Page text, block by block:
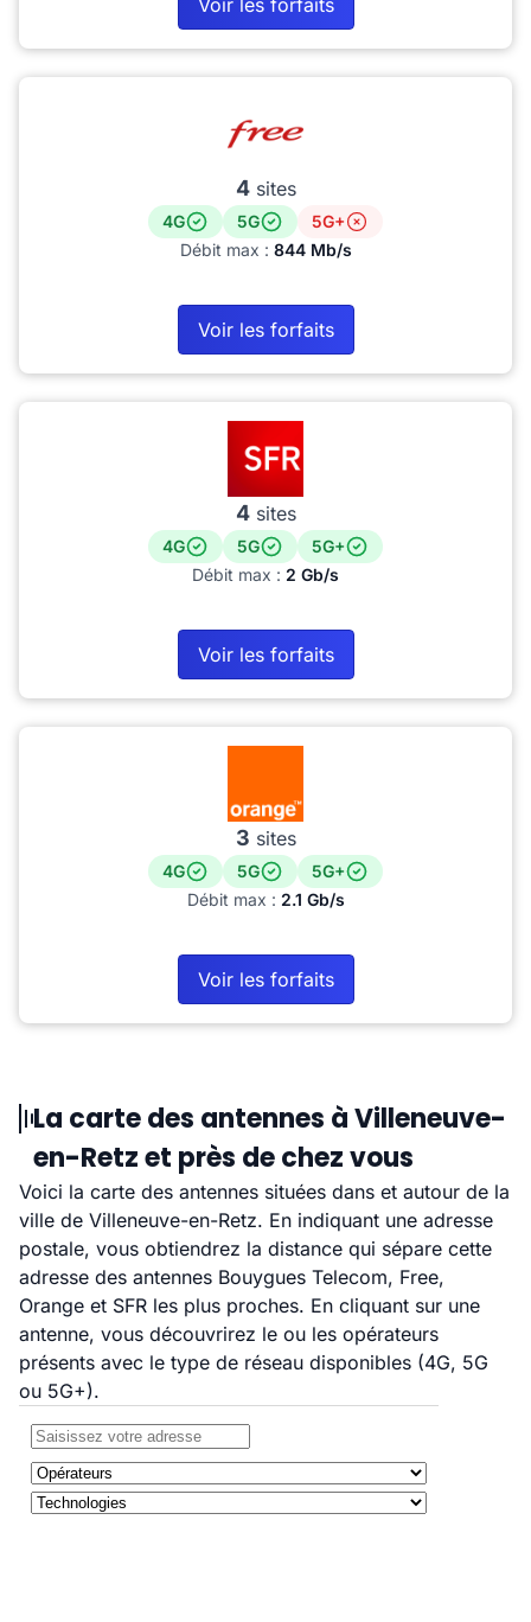
Voir les forfaits
4sites
4G 5G
5G+
Débit max : 844 Mb/s
Voir les forfaits
4sites
4G 5G
5G+
Débit max : 2 Gb/s
Voir les forfaits
3 sites
4G 5G
5G+
Débit max : 2.1 Gb/s
Voir les forfaits
La carte des antennes à Villeneuve-
en-Retz et près de chez vous
Voici la carte des antennes situées dans et autour de la
ville de Villeneuve-en-Retz. En indiquant une adresse
postale, vous obtiendrez la distance qui sépare cette
adresse des antennes Bouygues Telecom, Free,
Orange et SFR les plus proches. En cliquant sur une
antenne, vous découvrirez le ou les opérateurs
présents avec le type de réseau disponibles (4G, 5G
ou 5G+).